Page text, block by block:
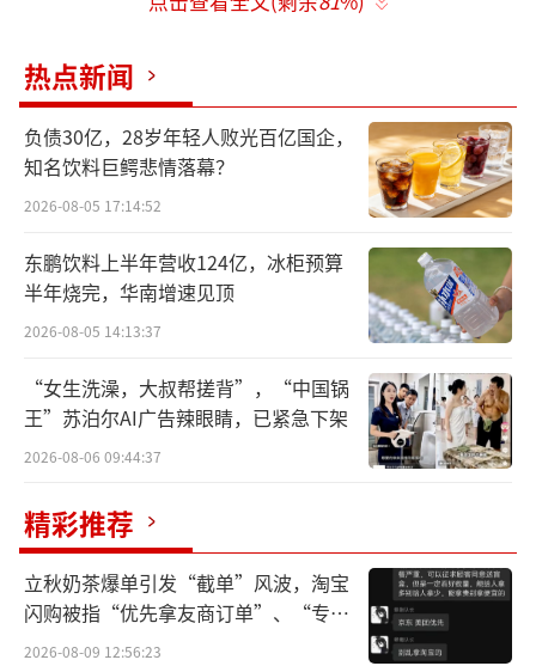
上海证券交易所主板上市，业务覆盖化学药、
生物药、中药、动物药及商业流通等多个领
域。
此次合作聚焦海正药业的三款核心产品，
降脂药赛斯美（海博麦布片）、抗感染药物玫
满（盐酸米诺环素胶囊）以及治疗免疫相关疾
病的美卓乐（甲泼尼龙片）。
药渡数据显示，上述产品在市场上表现各
异。赛斯美作为独家产品，增长势头强劲，销
售额从2022年的1.59亿元升至2024年的4.56亿
售，目前已占据超九成市场份额，2024年销售
额达2.17亿元，地位稳固；而美卓乐的市场份
额位居第三，仅有26.15%，且近年面临市场下
滑的挑战，销售额从8332万元降至4803万元。
热点新闻
负债30亿，28岁年轻人败光百亿国企，
知名饮料巨鳄悲情落幕？
2026-08-05 17:14:52
东鹏饮料上半年营收124亿，冰柜预算
半年烧完，华南增速见顶
2026-08-05 14:13:37
“女生洗澡，大叔帮搓背”，“中国锅
王”苏泊尔AI广告辣眼睛，已紧急下架
2026-08-06 09:44:37
精彩推荐
立秋奶茶爆单引发“截单”风波，淘宝
闪购被指“优先拿友商订单”、“专挑
贵的拿”
2026-08-09 12:56:23